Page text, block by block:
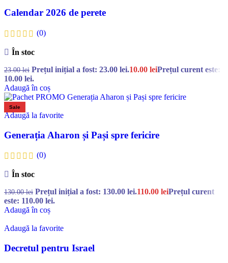
Calendar 2026 de perete
(0)
În stoc
23.00lei Prețul inițial a fost: 23.00 lei.10.00 leiPrețul curent este:
10.00 lei.
Adaugă în coș
Sale
Adaugă la favorite
Generația Aharon și Pași spre fericire
(0)
În stoc
130.00lei Prețul inițial a fost: 130.00 lei.110.00 leiPrețul curent
este: 110.00 lei.
Adaugă în coș
Adaugă la favorite
Decretul pentru Israel